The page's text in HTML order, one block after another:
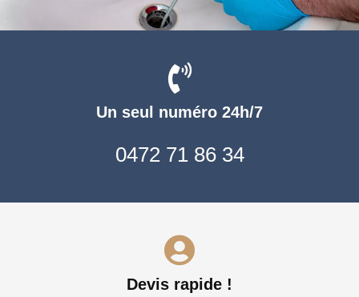
Un seul numéro 24h/7
0472 71 86 34
Devis rapide !